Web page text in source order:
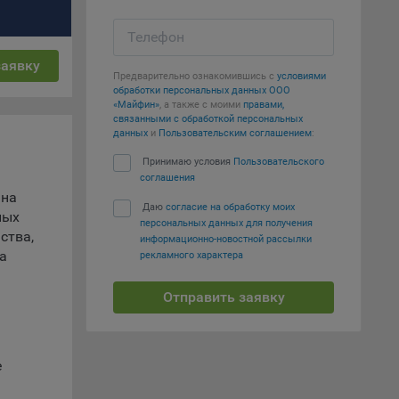
Телефон
Предварительно ознакомившись с условиями
обработки персональных данных ООО
«Майфин», а также с моими правами,
связанными с обработкой персональных
данных и Пользовательским соглашением:
Принимаю условия Пользовательского
соглашения
Даю согласие на обработку моих
персональных данных для получения
информационно-новостной рассылки
рекламного характера
Отправить заявку